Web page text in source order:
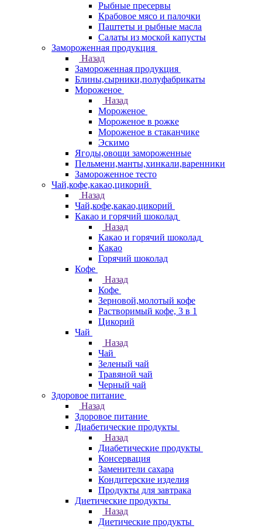
Рыбные пресервы
Крабовое мясо и палочки
Паштеты и рыбные масла
Салаты из моской капусты
Замороженная продукция
Назад
Замороженная продукция
Блины,сырники,полуфабрикаты
Мороженое
Назад
Мороженое
Мороженое в рожке
Мороженое в стаканчике
Эскимо
Ягоды,овощи замороженные
Пельмени,манты,хинкали,варенники
Замороженное тесто
Чай,кофе,какао,цикорий
Назад
Чай,кофе,какао,цикорий
Какао и горячий шоколад
Назад
Какао и горячий шоколад
Какао
Горячий шоколад
Кофе
Назад
Кофе
Зерновой,молотый кофе
Растворимый кофе, 3 в 1
Цикорий
Чай
Назад
Чай
Зеленый чай
Травяной чай
Черный чай
Здоровое питание
Назад
Здоровое питание
Диабетические продукты
Назад
Диабетические продукты
Консервация
Заменители сахара
Кондитерские изделия
Продукты для завтрака
Диетические продукты
Назад
Диетические продукты